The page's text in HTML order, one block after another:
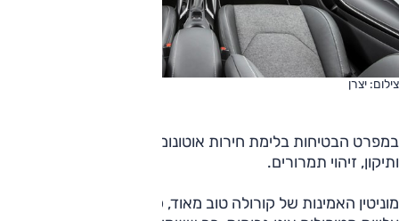
צילום: יצרן
במפרט הבטיחות בלימת חירות אוטונומית. התרעת סטייה מנתיב
ותיקון, זיהוי תמרורים.
מוניטין האמינות של קורולה טוב מאוד, כך גם ביחס לגרסה זאת,